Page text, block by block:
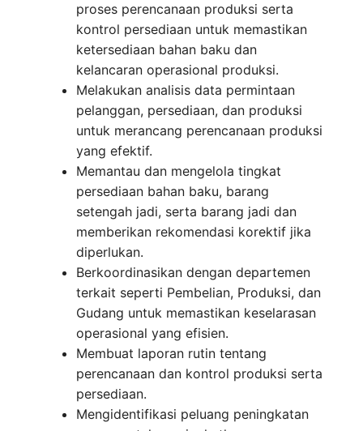
proses perencanaan produksi serta
kontrol persediaan untuk memastikan
ketersediaan bahan baku dan
kelancaran operasional produksi.
Melakukan analisis data permintaan
pelanggan, persediaan, dan produksi
untuk merancang perencanaan produksi
yang efektif.
Memantau dan mengelola tingkat
persediaan bahan baku, barang
setengah jadi, serta barang jadi dan
memberikan rekomendasi korektif jika
diperlukan.
Berkoordinasikan dengan departemen
terkait seperti Pembelian, Produksi, dan
Gudang untuk memastikan keselarasan
operasional yang efisien.
Membuat laporan rutin tentang
perencanaan dan kontrol produksi serta
persediaan.
Mengidentifikasi peluang peningkatan